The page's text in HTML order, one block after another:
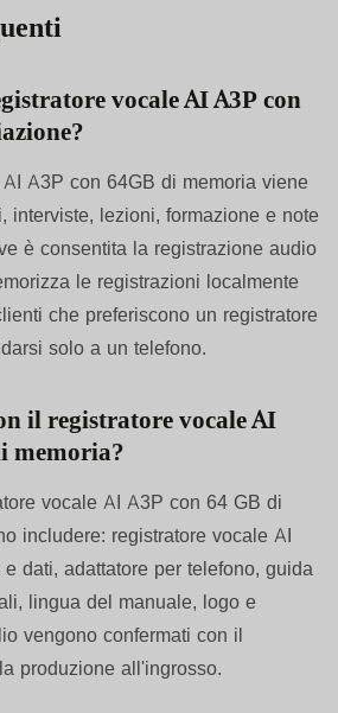
vocale AI A3P con
A3P con 64GB di memoria viene
interviste, lezioni, formazione e note
è consentita la registrazione audio
le registrazioni localmente
che preferiscono un registratore
solo a un telefono.
il registratore vocale AI
memoria?
vocale AI A3P con 64 GB di
includere: registratore vocale AI
dati, adattatore per telefono, guida
lingua del manuale, logo e
vengono confermati con il
produzione all'ingrosso.